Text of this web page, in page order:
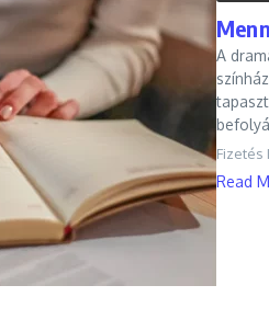
A
Fizetés
Read